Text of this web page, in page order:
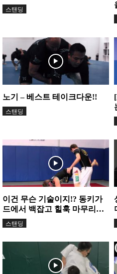
스탠딩
노기 – 베스트 테이크다운!!
스탠딩
이건 무슨 기술이지!? 동키가
드에서 백잡고 힐훅 마무리하
는 방법!
스탠딩